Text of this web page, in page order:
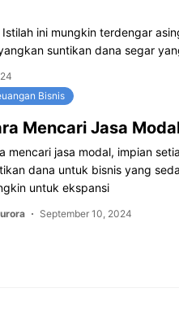
ini mungkin terdengar
suntikan dana segar
Bisnis
Mencari Jasa
mencari jasa modal, impian
dana untuk bisnis yang
untuk ekspansi
September 10, 2024